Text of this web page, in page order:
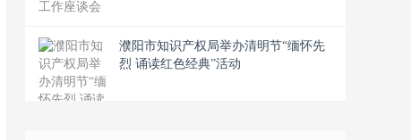
濮阳市知识产权局举办清明节“缅怀先
烈 诵读红色经典”活动